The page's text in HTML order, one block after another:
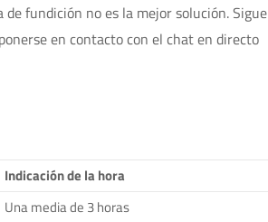
fundición no es la mejor solución. Sigue
en contacto con el chat en directo
Indicación de la hora
Una media de 3 horas